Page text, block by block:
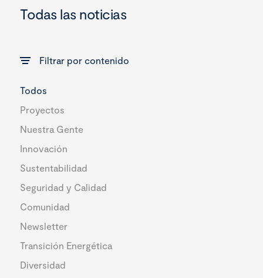
Todas las noticias
Filtrar por contenido
Todos
Proyectos
Nuestra Gente
Innovación
Sustentabilidad
Seguridad y Calidad
Comunidad
Newsletter
Transición Energética
Diversidad